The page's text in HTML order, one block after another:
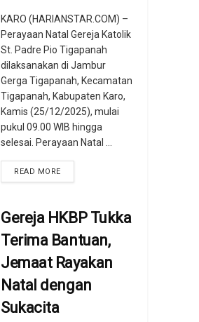
KARO (HARIANSTAR.COM) –
Perayaan Natal Gereja Katolik
St. Padre Pio Tigapanah
dilaksanakan di Jambur
Gerga Tigapanah, Kecamatan
Tigapanah, Kabupaten Karo,
Kamis (25/12/2025), mulai
pukul 09.00 WIB hingga
selesai. Perayaan Natal ...
READ MORE
Gereja HKBP Tukka
Terima Bantuan,
Jemaat Rayakan
Natal dengan
Sukacita